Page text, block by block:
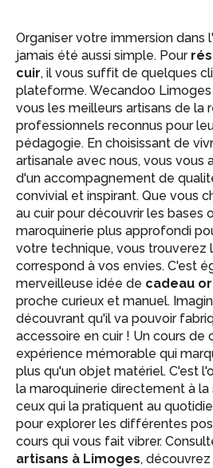
Organiser votre immersion dans
jamais été aussi simple. Pour
cuir, il vous suffit de quelques
plateforme. Wecandoo
vous les meilleurs artisans de la
professionnels reconnus pour
pédagogie. En choisissant de
artisanale avec nous, vous vous
d'un accompagnement de
convivial et inspirant. Que vous
au cuir pour découvrir les bases
maroquinerie plus approfondi
votre technique, vous trouverez
correspond à vos envies. C'est
merveilleuse idée de cadeau
proche curieux et manuel.
découvrant qu'il va pouvoir
accessoire en cuir ! Un cours de
expérience mémorable qui
plus qu'un objet matériel. C'est
la maroquinerie directement à la
ceux qui la pratiquent au
pour explorer les différentes
cours qui vous fait vibrer.
artisans à Limoges, découvrez